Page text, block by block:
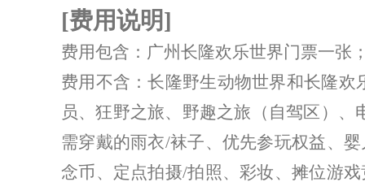
[费用说明]
费用包含：广州长隆欢乐世界门票一张
费用不含：长隆野生动物世界和长隆
员、狂野之旅、野趣之旅（自驾区）
需穿戴的雨衣/袜子、优先参玩权益、
念币、定点拍摄/拍照、彩妆、摊位游